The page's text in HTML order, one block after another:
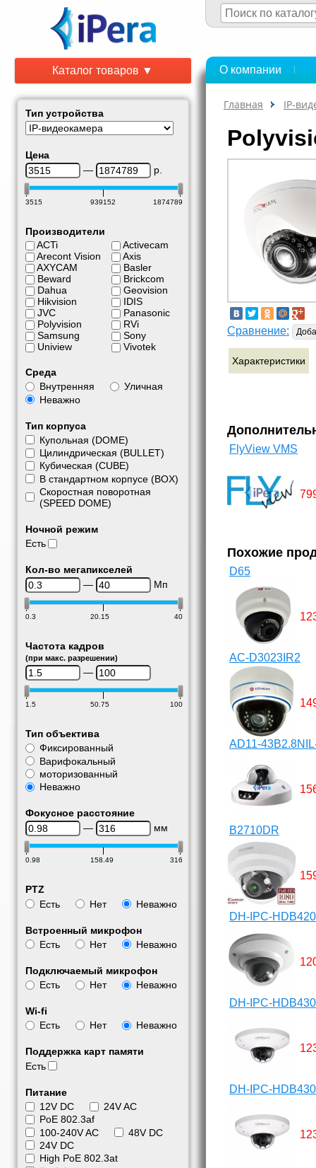
Каталог товаров ▼
Тип устройства
Цена
—
р.
3515 939152 1874789
Производители
ACTi
Arecont Vision
AXYCAM
Beward
Dahua
Hikvision
JVC
Polyvision
Samsung
Uniview
Activecam
Axis
Basler
Brickcom
Geovision
IDIS
Panasonic
RVi
Sony
Vivotek
Среда
Внутренняя
Уличная
Неважно
Тип корпуса
Купольная (DOME)
Цилиндрическая (BULLET)
Кубическая (CUBE)
В стандартном корпусе (BOX)
Скоростная поворотная
(SPEED DOME)
Ночной режим
Есть
Кол-во мегапикселей
—
Мп
0.3 20.15 40
Частота кадров
(при макс. разрешении)
—
1.5 50.75 100
Тип объектива
Фиксированный
Варифокальный
моторизованный
Неважно
Фокусное расстояние
—
мм
0.98 158.49 316
PTZ
Есть
Нет Неважно
Встроенный микрофон
Есть
Нет Неважно
Подключаемый микрофон
Есть
Нет Неважно
Wi-fi
Есть
Нет Неважно
Поддержка карт памяти
Есть
Питание
12V DC
24V AC
PoE 802.3af
100-240V AC
48V DC
24V DC
High PoE 802.3at
О компании
Главная IP-
Сравнение:
Характеристики
FlyView VMS
Похожие
D65
AC-D3023IR2
AD11-
B2710DR
DH-IPC-
DH-IPC-
DH-IPC-